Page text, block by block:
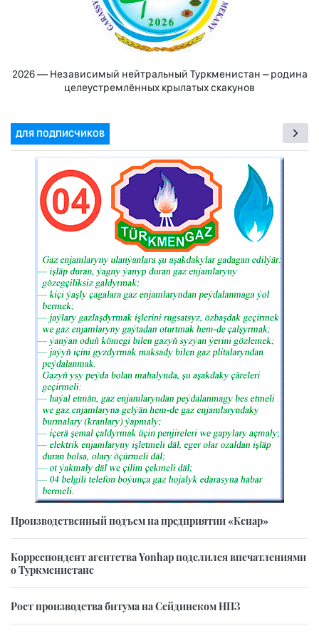
2026 — Независимый нейтральный Туркменистан – родина
целеустремлённых крылатых скакунов
ДЛЯ ПОДПИСЧИКОВ
Производственный подъем на предприятии «Кенар»
Корреспондент агентства Yonhap поделился впечатлениями
о Туркменистане
Рост производства битума на Сейдинском НПЗ